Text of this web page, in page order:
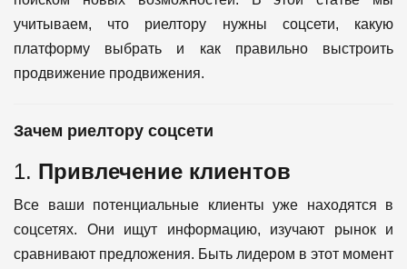
учитываем, что риелтору нужны соцсети, какую
платформу выбрать и как правильно выстроить
продвижение продвижения.
Зачем риелтору соцсети
1. Привлечение клиентов
Все ваши потенциальные клиенты уже находятся в
соцсетях. Они ищут информацию, изучают рынок и
сравнивают предложения. Быть лидером в этот момент